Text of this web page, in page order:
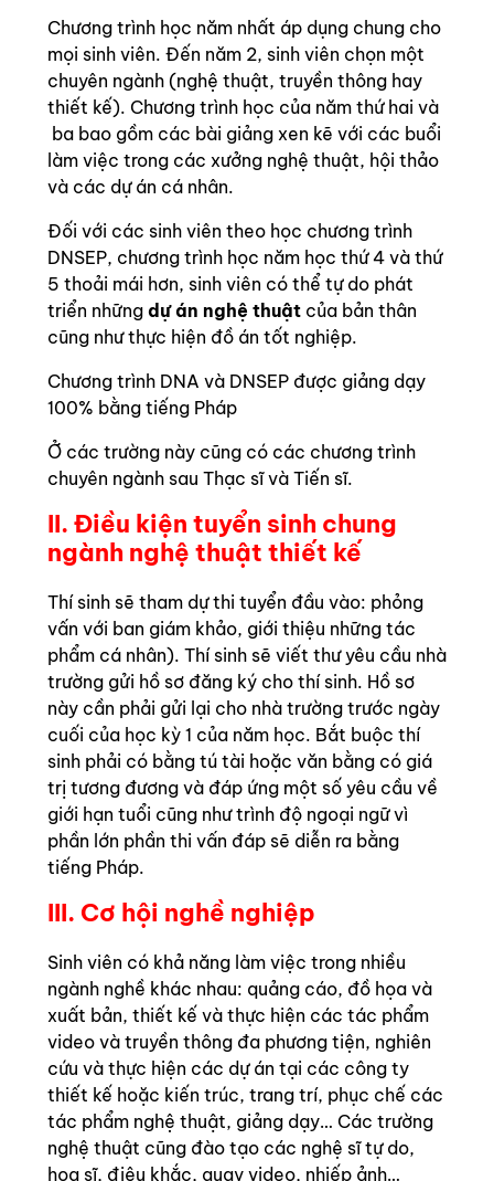
Chương trình học năm nhất áp dụng chung cho
mọi sinh viên. Đến năm 2, sinh viên chọn một
chuyên ngành (nghệ thuật, truyền thông hay
thiết kế). Chương trình học của năm thứ hai và
ba bao gồm các bài giảng xen kẽ với các buổi
làm việc trong các xưởng nghệ thuật, hội thảo
và các dự án cá nhân.
Đối với các sinh viên theo học chương trình
DNSEP, chương trình học năm học thứ 4 và thứ
5 thoải mái hơn, sinh viên có thể tự do phát
triển những dự án nghệ thuật của bản thân
cũng như thực hiện đồ án tốt nghiệp.
Chương trình DNA và DNSEP được giảng dạy
100% bằng tiếng Pháp
Ở các trường này cũng có các chương trình
chuyên ngành sau Thạc sĩ và Tiến sĩ.
II. Điều kiện tuyển sinh chung
ngành nghệ thuật thiết kế
Thí sinh sẽ tham dự thi tuyển đầu vào: phỏng
vấn với ban giám khảo, giới thiệu những tác
phẩm cá nhân). Thí sinh sẽ viết thư yêu cầu nhà
trường gửi hồ sơ đăng ký cho thí sinh. Hồ sơ
này cần phải gửi lại cho nhà trường trước ngày
cuối của học kỳ 1 của năm học. Bắt buộc thí
sinh phải có bằng tú tài hoặc văn bằng có giá
trị tương đương và đáp ứng một số yêu cầu về
giới hạn tuổi cũng như trình độ ngoại ngữ vì
phần lớn phần thi vấn đáp sẽ diễn ra bằng
tiếng Pháp.
III. Cơ hội nghề nghiệp
Sinh viên có khả năng làm việc trong nhiều
ngành nghề khác nhau: quảng cáo, đồ họa và
xuất bản, thiết kế và thực hiện các tác phẩm
video và truyền thông đa phương tiện, nghiên
cứu và thực hiện các dự án tại các công ty
thiết kế hoặc kiến trúc, trang trí, phục chế các
tác phẩm nghệ thuật, giảng dạy… Các trường
nghệ thuật cũng đào tạo các nghệ sĩ tự do,
họa sĩ, điêu khắc, quay video, nhiếp ảnh…